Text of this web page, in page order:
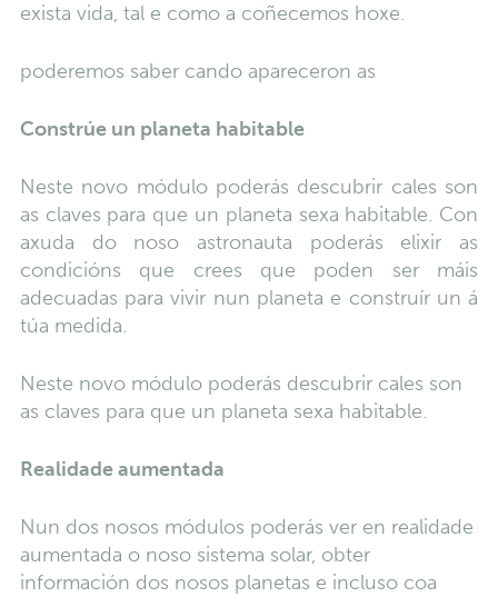
exista vida, tal e como a coñecemos hoxe.
poderemos saber cando apareceron as
Constrúe un planeta habitable
Neste novo módulo poderás descubrir cales son
as claves para que un planeta sexa habitable. Con
axuda do noso astronauta poderás elixir as
condicións que crees que poden ser máis
adecuadas para vivir nun planeta e construír un á
túa medida.
Neste novo módulo poderás descubrir cales son
as claves para que un planeta sexa habitable.
Realidade aumentada
Nun dos nosos módulos poderás ver en realidade
aumentada o noso sistema solar, obter
información dos nosos planetas e incluso coa